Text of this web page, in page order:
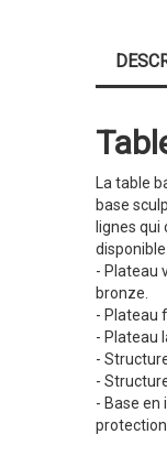
La table
base
lignes
- Plateau
bronze.
- Plateau
- Plateau
-
-
- Base en
protection.